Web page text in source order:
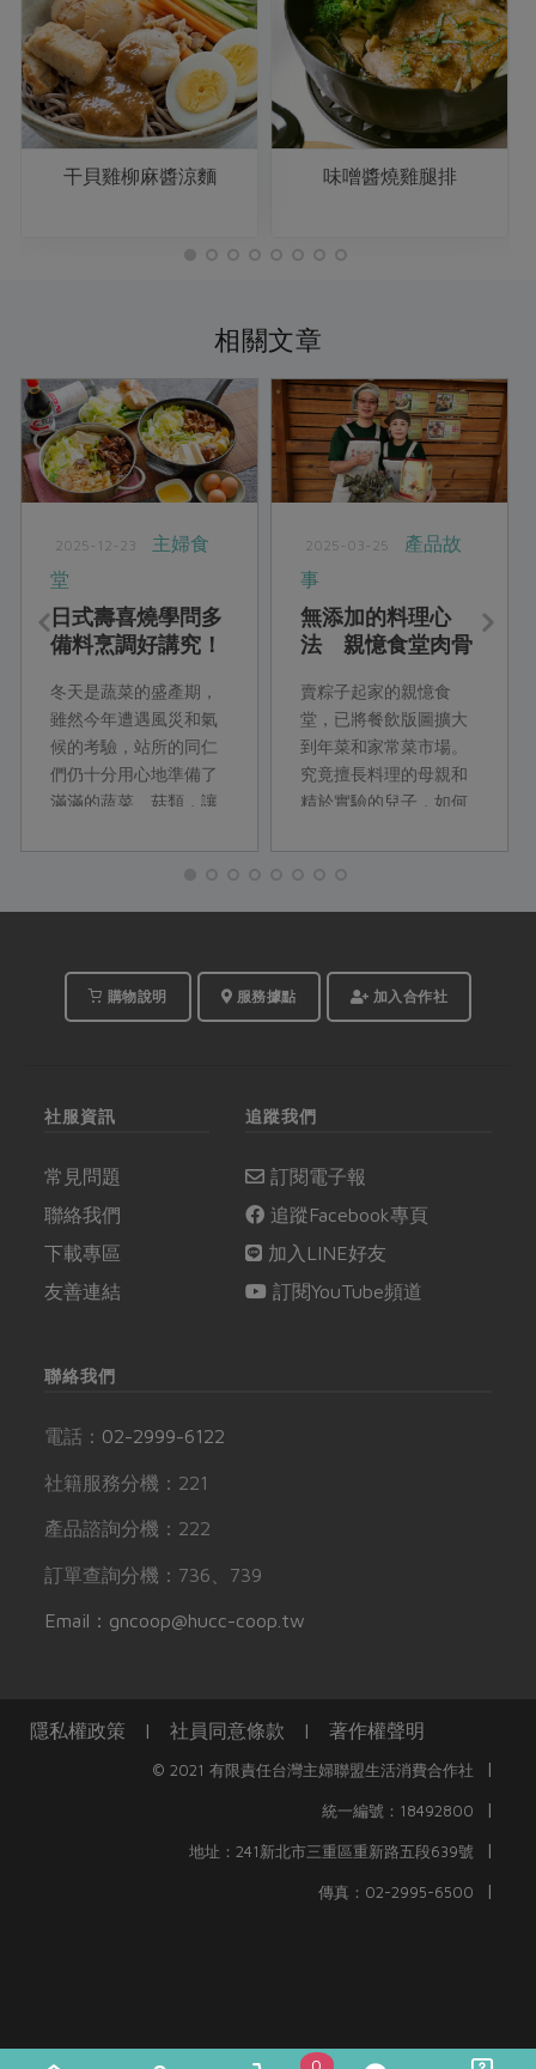
干貝雞柳麻醬涼麵 味噌醬燒雞腿排
相關文章
2025-12-23
主婦食
堂
日式壽喜燒學問多
備料烹調好講究！
一道？
冬天是蔬菜的盛產期，
雖然今年遭遇風災和氣
候的考驗，站所的同仁
們仍十分用心地準備了
滿滿的蔬菜、菇類，讓
嘆著合作社當季好食材
的美味。就讓活潑可愛
的Yuki老師，以她嫻熟
富學問吧！
2025-03-25
產品故
事
無添加的料理心
法 親憶食堂肉骨
賣粽子起家的親憶食
堂，已將餐飲版圖擴大
到年菜和家常菜市場。
究竟擅長料理的母親和
精於實驗的兒子，如何
流程，將全家人都喜愛
上？
購物說明 服務據點 加入合作社
社服資訊
常見問題
聯絡我們
下載專區
友善連結
追蹤我們
訂閱電子報
追蹤Facebook專頁
加入LINE好友
訂閱YouTube頻道
聯絡我們
電話： 02-2999-6122
社籍服務分機：221
產品諮詢分機：222
訂單查詢分機：736、739
Email：gncoop@hucc-coop.tw
隱私權政策 | 社員同意條款 | 著作權聲明
© 2021 有限責任台灣主婦聯盟生活消費合作社 |
統一編號：18492800 |
地址：241新北市三重區重新路五段639號 |
傳真：02-2995-6500 |
0